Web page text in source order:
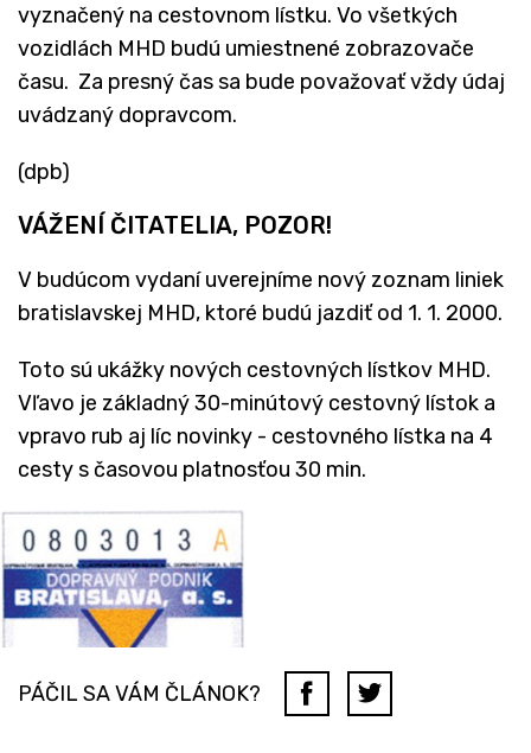
vyznačený na cestovnom lístku. Vo všetkých
vozidlách MHD budú umiestnené zobrazovače
času. Za presný čas sa bude považovať vždy údaj
uvádzaný dopravcom.
(dpb)
VÁŽENÍ ČITATELIA, POZOR!
V budúcom vydaní uverejníme nový zoznam liniek
bratislavskej MHD, ktoré budú jazdiť od 1. 1. 2000.
Toto sú ukážky nových cestovných lístkov MHD.
Vľavo je základný 30-minútový cestovný lístok a
vpravo rub aj líc novinky - cestovného lístka na 4
cesty s časovou platnosťou 30 min.
PÁČIL SA VÁM ČLÁNOK?